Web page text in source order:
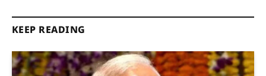
KEEP READING